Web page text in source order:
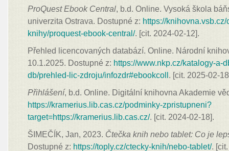
ProQuest Ebook Central, b.d. Online. Vysoká škola
univerzita Ostrava. Dostupné z: https://
knihy/proquest-ebook-central/. [cit. 2024-02-12].
Přehled licencovaných databází. Online. Národní
10.1.2025. Dostupné z: https://www.nkp.cz/katalogy-a-
db/prehled-lic-zdroju/infozdr#ebookcoll . [cit. 2025-02-
Přihlášení, b.d. Online. Digitální knihovna Akademie
https://kramerius.lib.cas.cz/podminky-zpristupneni?
target=https://kramerius.lib.cas.cz/. [cit. 2024-02-18].
ŠIMEČÍK, Jan, 2023. Čtečka knih nebo tablet: Co je
Dostupné z: https://toply.cz/ctecky-knih/nebo-tablet/.